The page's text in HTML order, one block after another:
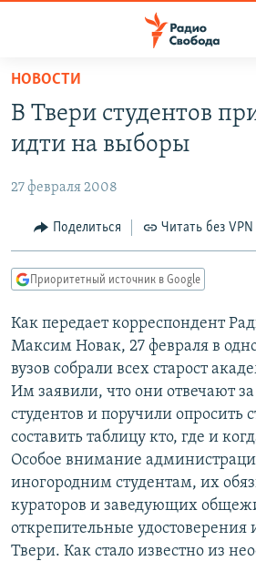
упрощенного
доступа
основному
Вернутся
главной
навигации
Вернутся
поиску
ПОДКАСТЫ
АВТОРСКИЕ ПРОЕКТЫ
ЦИТАТЫ СВОБОДЫ
МНЕНИЯ
IDEL.РЕАЛИИ
КАВКАЗ.РЕАЛИИ
СЕВЕР.РЕАЛИИ
СИБИРЬ.РЕАЛИИ
РАСПИСАНИЕ ВЕЩАНИЯ
ПОДПИШИТЕСЬ НА РАССЫЛКУ
СОЦИАЛЬНЫЕ СЕТИ
НОВОСТИ
В Твери студентов
идти на выборы
27 февраля 2008
Поделиться Читать без VPN
Приоритетный источник в Google
Как передает корреспондент
Максим Новак, 27 февраля в
вузов собрали всех старост
Им заявили, что они отвечают
студентов и поручили опросить
составить таблицу кто, где и
Особое внимание
иногородним студентам, их
кураторов и заведующих
открепительные удостоверения
Твери. Как стало известно из